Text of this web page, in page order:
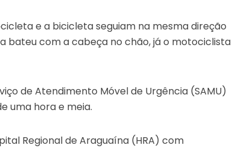
e a bicicleta seguiam na mesma direção
bateu com a cabeça no chão, já o motociclista
de Atendimento Móvel de Urgência (SAMU)
uma hora e meia.
Regional de Araguaína (HRA) com